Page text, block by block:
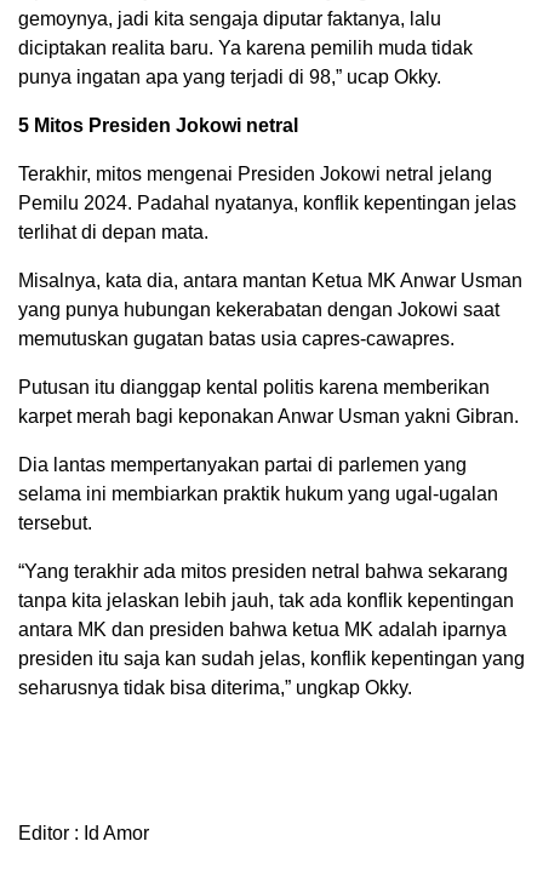
gemoynya, jadi kita sengaja diputar faktanya, lalu
diciptakan realita baru. Ya karena pemilih muda tidak
punya ingatan apa yang terjadi di 98,” ucap Okky.
5 Mitos Presiden Jokowi netral
Terakhir, mitos mengenai Presiden Jokowi netral jelang
Pemilu 2024. Padahal nyatanya, konflik kepentingan jelas
terlihat di depan mata.
Misalnya, kata dia, antara mantan Ketua MK Anwar Usman
yang punya hubungan kekerabatan dengan Jokowi saat
memutuskan gugatan batas usia capres-cawapres.
Putusan itu dianggap kental politis karena memberikan
karpet merah bagi keponakan Anwar Usman yakni Gibran.
Dia lantas mempertanyakan partai di parlemen yang
selama ini membiarkan praktik hukum yang ugal-ugalan
tersebut.
“Yang terakhir ada mitos presiden netral bahwa sekarang
tanpa kita jelaskan lebih jauh, tak ada konflik kepentingan
antara MK dan presiden bahwa ketua MK adalah iparnya
presiden itu saja kan sudah jelas, konflik kepentingan yang
seharusnya tidak bisa diterima,” ungkap Okky.
Editor : Id Amor